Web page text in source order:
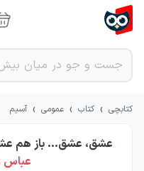
کتابچی › کتاب › عمومی › آسیم
عشق، عشق… باز هم
عباس